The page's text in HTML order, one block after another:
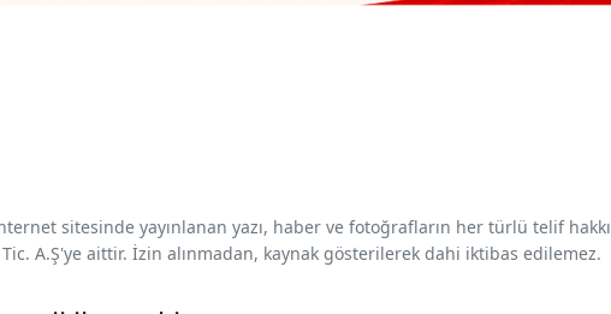
sitesinde yayınlanan yazı, haber ve fotoğrafların her türlü telif hakkı
A.Ş'ye aittir. İzin alınmadan, kaynak gösterilerek dahi iktibas edilemez.